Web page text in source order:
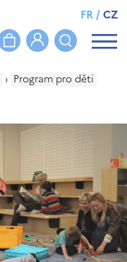
FR/CZ
› Program pro děti